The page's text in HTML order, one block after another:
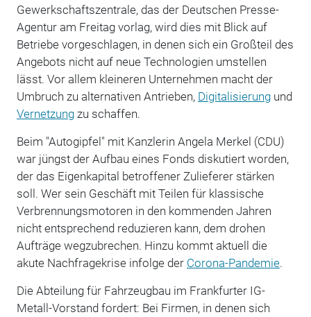
Gewerkschaftszentrale, das der Deutschen Presse-
Agentur am Freitag vorlag, wird dies mit Blick auf
Betriebe vorgeschlagen, in denen sich ein Großteil des
Angebots nicht auf neue Technologien umstellen
lässt. Vor allem kleineren Unternehmen macht der
Umbruch zu alternativen Antrieben, Digitalisierungund
Vernetzungzu schaffen.
Beim "Autogipfel" mit Kanzlerin Angela Merkel (CDU)
war jüngst der Aufbau eines Fonds diskutiert worden,
der das Eigenkapital betroffener Zulieferer stärken
soll. Wer sein Geschäft mit Teilen für klassische
Verbrennungsmotoren in den kommenden Jahren
nicht entsprechend reduzieren kann, dem drohen
Aufträge wegzubrechen. Hinzu kommt aktuell die
akute Nachfragekrise infolge der Corona-Pandemie.
Die Abteilung für Fahrzeugbau im Frankfurter IG-
Metall-Vorstand fordert: Bei Firmen, in denen sich